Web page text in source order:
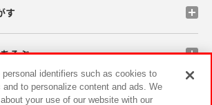
す
そぶ
ンペーン
personal identifiers such as cookies to
to personalize content and ads. We
your use of our website with our